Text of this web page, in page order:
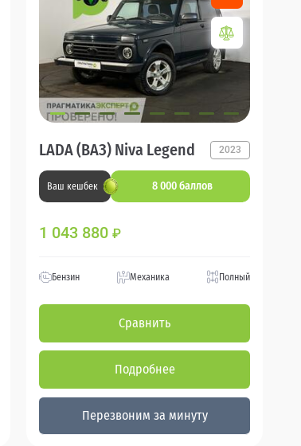
LADA (ВАЗ) Niva Legend 2023
Ваш кешбек 8 000 баллов
1 043 880 ₽
Бензин Механика Полный
Сравнить
Подробнее
Перезвоним за минуту